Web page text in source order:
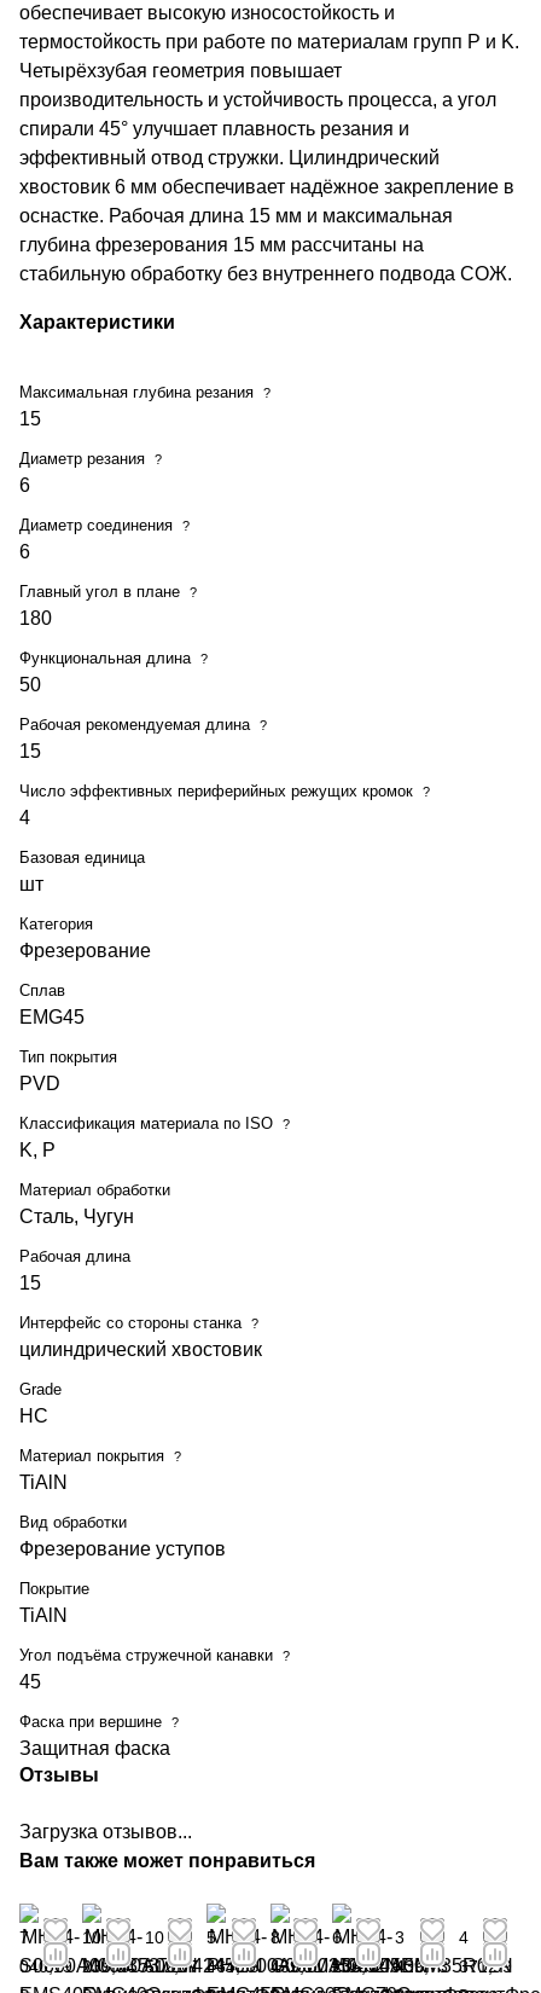
обеспечивает высокую износостойкость и
термостойкость при работе по материалам групп P и K.
Четырёхзубая геометрия повышает
производительность и устойчивость процесса, а угол
спирали 45° улучшает плавность резания и
эффективный отвод стружки. Цилиндрический
хвостовик 6 мм обеспечивает надёжное закрепление в
оснастке. Рабочая длина 15 мм и максимальная
глубина фрезерования 15 мм рассчитаны на
стабильную обработку без внутреннего подвода СОЖ.
Характеристики
Максимальная глубина резания ?
15
Диаметр резания ?
6
Диаметр соединения ?
6
Главный угол в плане ?
180
Функциональная длина ?
50
Рабочая рекомендуемая длина ?
15
Число эффективных периферийных режущих кромок ?
4
Базовая единица
шт
Категория
Фрезерование
Сплав
EMG45
Тип покрытия
PVD
Классификация материала по ISO ?
K, P
Материал обработки
Сталь, Чугун
Рабочая длина
15
Интерфейс со стороны станка ?
цилиндрический хвостовик
Grade
HC
Материал покрытия ?
TiAlN
Вид обработки
Фрезерование уступов
Покрытие
TiAlN
Угол подъёма стружечной канавки ?
45
Фаска при вершине ?
Защитная фаска
Отзывы
Загрузка отзывов...
Вам также может понравиться
7
040,19
10
239,34
10
512,07
5
464,99
8
439,11
6
236,52
3
439,73
4
371,99